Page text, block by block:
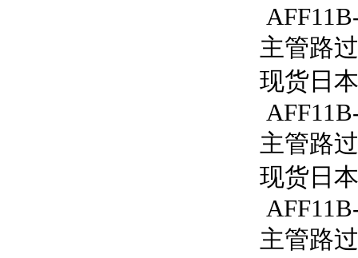
主管路
现货日
主管路
现货日
主管路